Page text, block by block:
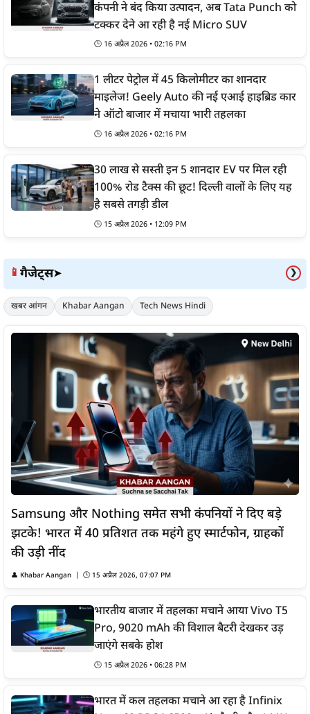
कंपनी ने बंद किया उत्पादन, अब Tata Punch को
टक्कर देने आ रही है नई Micro SUV
🕒 16 अप्रैल 2026 • 02:16 PM
1 लीटर पेट्रोल में 45 किलोमीटर का शानदार
माइलेज! Geely Auto की नई एआई हाइब्रिड कार
ने ऑटो बाजार में मचाया भारी तहलका
🕒 16 अप्रैल 2026 • 02:16 PM
30 लाख से सस्ती इन 5 शानदार EV पर मिल रही
100% रोड टैक्स की छूट! दिल्ली वालों के लिए यह
है सबसे तगड़ी डील
🕒 15 अप्रैल 2026 • 12:09 PM
📱 गैजेट्स➤ ❯
खबर आंगन Khabar Aangan Tech News Hindi
Samsung और Nothing समेत सभी कंपनियों ने दिए बड़े
झटके! भारत में 40 प्रतिशत तक महंगे हुए स्मार्टफोन, ग्राहकों
की उड़ी नींद
👤 Khabar Aangan | 🕒 15 अप्रैल 2026, 07:07 PM
भारतीय बाजार में तहलका मचाने आया Vivo T5
Pro, 9020 mAh की विशाल बैटरी देखकर उड़
जाएंगे सबके होश
🕒 15 अप्रैल 2026 • 06:28 PM
भारत में कल तहलका मचाने आ रहा है Infinix